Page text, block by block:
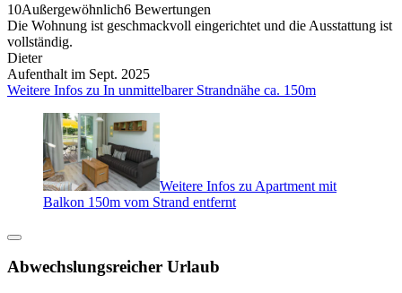
10Außergewöhnlich6 Bewertungen
Die Wohnung ist geschmackvoll eingerichtet und die Ausstattung ist
vollständig.
Dieter
Aufenthalt im Sept. 2025
Weitere Infos zu In unmittelbarer Strandnähe ca. 150m
Weitere Infos zu Apartment mit
Balkon 150m vom Strand entfernt
Abwechslungsreicher Urlaub